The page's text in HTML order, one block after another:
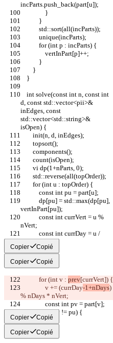
incParts.push_back(part[u]);
                }
            }
            std::sort(all(incParts));
            unique(incParts);
            for (int p : incParts) {
                vertInPart[p]++;
            }
        }
    }
d, const std::vector<pii>&
inEdges, const
std::vector<std::string>&
isOpen) {
        init(n, d, inEdges);
        topsort();
        components();
        count(isOpen);
        vi dp(1+nParts, 0);
        std::reverse(all(topOrder));
        for (int u : topOrder) {
            const int pu = part[u];
vertInPart[pu]);
nVert;
nVert;
Copier Copié
Copier Copié
            for (int v :
prev[currVert]) {
                v += (currDay
-1+nDays)
% nDays * nVert;
                const int pv = part[v];
                if (pv != pu) {
Copier Copié
Copier Copié